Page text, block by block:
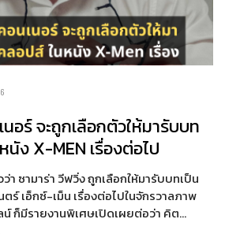
อร์ จะถูกเลือกตัวให้มารับบท
นัง X-MEN เรื่องต่อไป
า ซามาร่า วีฟวิ่ง ถูกเลือกให้มารับบทเป็น
ร์ เอ็กซ์-เม็น เรื่องต่อไปในจักรวาลภาพ
น์ ก็มีรายงานพิเศษเปิดเผยต่อว่า คิต…